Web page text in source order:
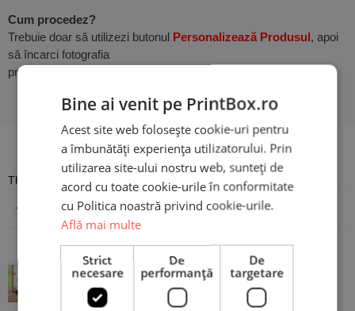
Cum procedez?
Trebuie doar să utilizezi butonul Personalizează Produsul, apoi
să încarci fotografia
preferată și să scrii mesajul dorit. Atât de simplu!
Recenzii
There are no reviews yet
Adaugă o recenzie
Piatră Ardezie Personalizată cu o
poză și mesaj - Loving you
Bine ai venit pe PrintBox.ro
Acest site web folosește cookie-uri pentru
a îmbunătăți experiența utilizatorului. Prin
utilizarea site-ului nostru web, sunteți de
acord cu toate cookie-urile în conformitate
cu Politica noastră privind cookie-urile.
Află mai multe
Strict
necesare
De
performanță
De
targetare